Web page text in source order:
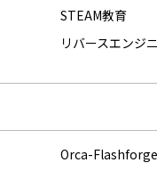
STEAM教育
リバースエンジ
Orca-Flashforge